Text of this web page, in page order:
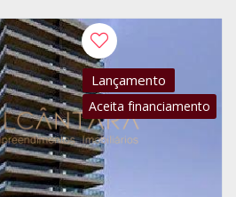
Lançamento
Aceita financiamento